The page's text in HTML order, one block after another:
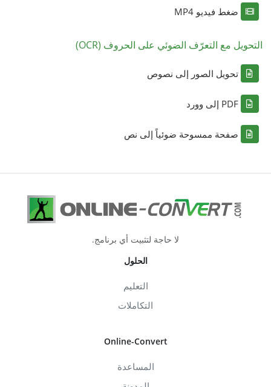
ضغط فيديو MP4
التحويل مع التعرّف الضوئي على الحروف (OCR)
تحويل الصور إلى نصوص
PDF إلى وورد
صفحة ممسوحة ضوئياً إلى نص
لا حاجة لتثبيت أي برنامج.
الحلول
التعليم
التكاملات
Online-Convert
المساعدة